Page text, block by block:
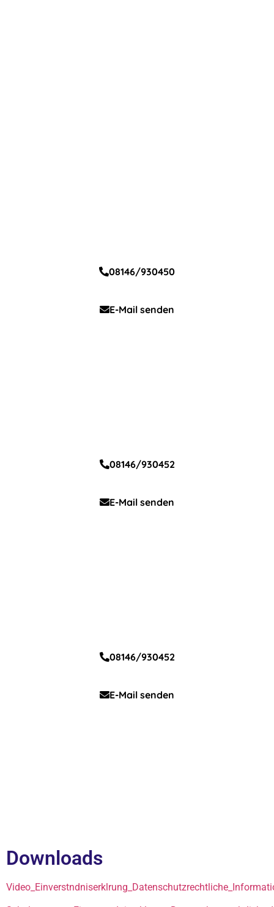
08146/930450
E-Mail senden
08146/930452
E-Mail senden
08146/930452
E-Mail senden
Downloads